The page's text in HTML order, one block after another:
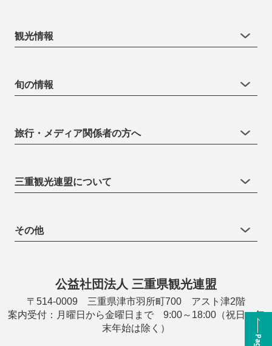
観光情報
旬の情報
旅行・メディア関係者の方へ
三重観光連盟について
その他
公益社団法人 三重県観光連盟
〒514-0009 三重県津市羽所町700 アスト津2階
案内受付：月曜日から金曜日まで 9:00～18:00（祝日・年
末年始は除く）